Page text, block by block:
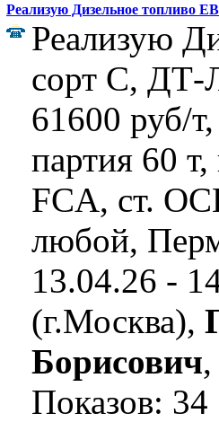
Реализую Дизельное топливо
Реализую
сорт C, ДТ-
61600 руб/
партия 60
FCA, ст.
любой,
13.04.26 -
(г.Москва),
Борисович
Показов: 34